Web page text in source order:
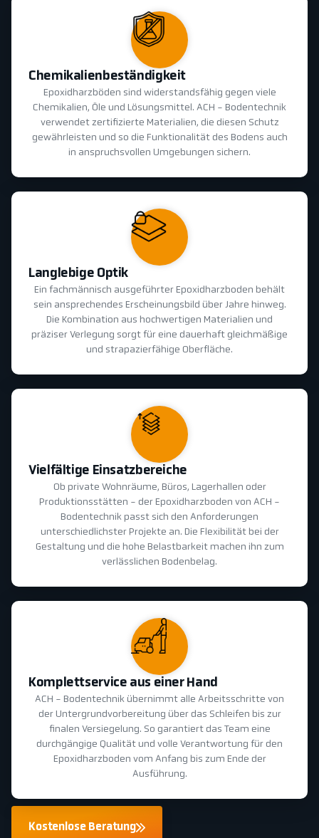
Chemikalienbeständigkeit
Epoxidharzböden sind widerstandsfähig gegen viele
Chemikalien, Öle und Lösungsmittel. ACH - Bodentechnik
verwendet zertifizierte Materialien, die diesen Schutz
gewährleisten und so die Funktionalität des Bodens auch
in anspruchsvollen Umgebungen sichern.
Langlebige Optik
Ein fachmännisch ausgeführter Epoxidharzboden behält
sein ansprechendes Erscheinungsbild über Jahre hinweg.
Die Kombination aus hochwertigen Materialien und
präziser Verlegung sorgt für eine dauerhaft gleichmäßige
und strapazierfähige Oberfläche.
Vielfältige Einsatzbereiche
Ob private Wohnräume, Büros, Lagerhallen oder
Produktionsstätten - der Epoxidharzboden von ACH -
Bodentechnik passt sich den Anforderungen
unterschiedlichster Projekte an. Die Flexibilität bei der
Gestaltung und die hohe Belastbarkeit machen ihn zum
verlässlichen Bodenbelag.
Komplettservice aus einer Hand
ACH - Bodentechnik übernimmt alle Arbeitsschritte von
der Untergrundvorbereitung über das Schleifen bis zur
finalen Versiegelung. So garantiert das Team eine
durchgängige Qualität und volle Verantwortung für den
Epoxidharzboden vom Anfang bis zum Ende der
Ausführung.
Kostenlose Beratung